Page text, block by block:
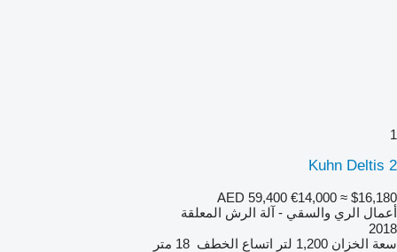
1
Kuhn Deltis 2
AED 59,400 €14,000 ≈ $16,180
أعمال الري والسقي - آلة الرش المعلقة
2018
سعة الخزان 1,200 لتر اتساع الخطف 18 متر